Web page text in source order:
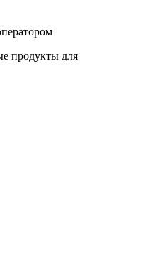
продукты для